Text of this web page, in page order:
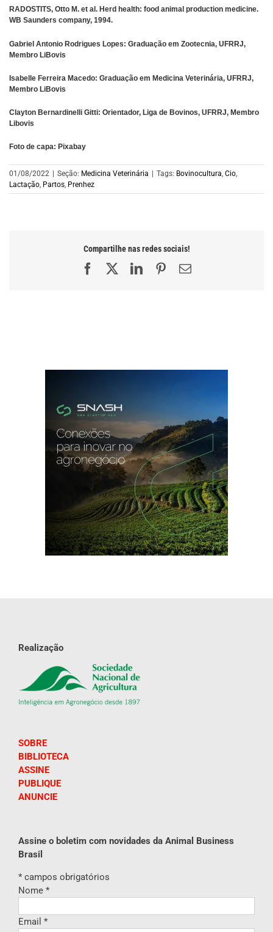
RADOSTITS, Otto M. et al. Herd health: food animal production medicine.
WB Saunders company, 1994.
Gabriel Antonio Rodrigues Lopes: Graduação em Zootecnia, UFRRJ,
Membro LiBovis
Isabelle Ferreira Macedo: Graduação em Medicina Veterinária, UFRRJ,
Membro LiBovis
Clayton Bernardinelli Gitti: Orientador, Liga de Bovinos, UFRRJ, Membro
Libovis
Foto de capa: Pixabay
01/08/2022 | Seção: Medicina Veterinária | Tags: Bovinocultura Cio
Lactação Partos Prenhez
Compartilhe nas redes sociais!
FacebookLinkedInPinterest
E-
Realização
SOBRE
BIBLIOTECA
ASSINE
PUBLIQUE
ANUNCIE
Assine o boletim com novidades da Animal Business
Brasil
* campos obrigatórios
Nome *
Email *